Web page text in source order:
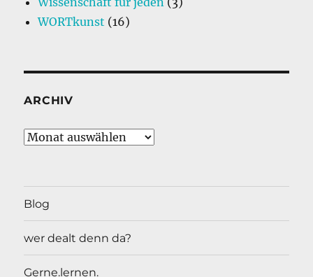
WORTkunst (16)
ARCHIV
Archiv
Blog
wer dealt denn da?
Gerne.lernen.